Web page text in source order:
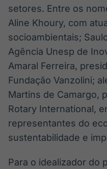
setores. Entre os
Aline Khoury, com
socioambientais;
Agência Unesp de
Amaral Ferreira,
Fundação Vanzolini;
Martins de Camargo,
Rotary International,
representantes do
sustentabilidade e
Para o idealizador do